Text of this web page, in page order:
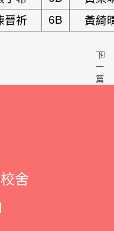
晉祈 6B 黃綺
下
一
篇
舍